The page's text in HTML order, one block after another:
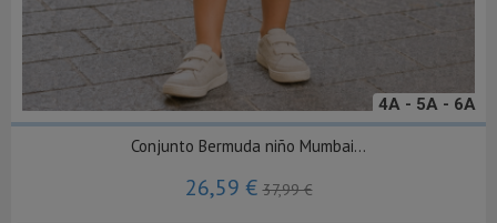
4A - 5A - 6A
Conjunto Bermuda niño Mumbai...
26,59 €37,99 €